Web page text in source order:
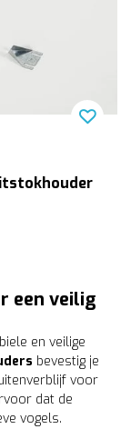
een veilig
en veilige
bevestig je
voor
dat de
vogels.